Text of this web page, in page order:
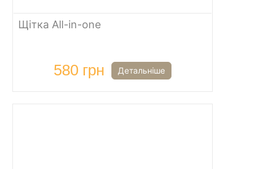
Щітка All-in-one
580 грн Детальніше